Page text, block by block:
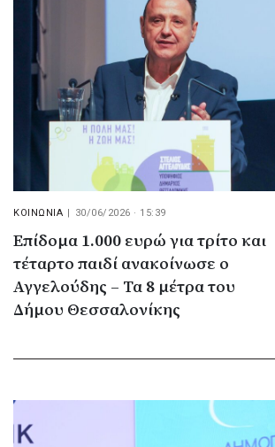
ΚΟΙΝΩΝΙΑ | 30/06/2026 · 15:39
Επίδομα 1.000 ευρώ για τρίτο και
τέταρτο παιδί ανακοίνωσε ο
Αγγελούδης – Τα 8 μέτρα του
Δήμου Θεσσαλονίκης